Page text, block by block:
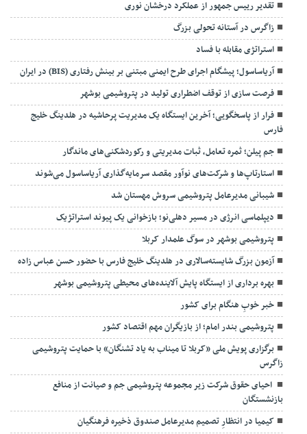
تقدیر رییس جمهور از عملکرد درخشان نوری
زاگرس در آستانه تحولی بزرگ
استراتژی مقابله با فساد
آریاساسول؛ پیشگام اجرای طرح ایمنی مبتنی بر بینش رفتاری (BIS) در ایران
فرصت سازی از توقف اضطراری تولید در پتروشیمی بوشهر
فرار از پاسخگویی؛ آخرین ایستگاه یک مدیریت پرحاشیه در هلدینگ خلیج
فارس
جم پیلن؛ ثمره تعامل، ثبات مدیریتی و رکوردشکنی‌های ماندگار
استارتاپ‌ها و شرکت‌های نوآور مقصد سرما‌یه‌گذاری آریاساسول می‌شوند
شیبانی مدیرعامل پتروشیمی سروش مهستان شد
دیپلماسی انرژی در مسیر دهلی‌نو؛ بازخوانی یک پیوند استراتژیک
پتروشیمی بوشهر در سوگ علمدار کربلا
آزمون بزرگ شایسته‌سالاری در هلدینگ خلیج فارس با حضور حسن عباس زاده
بهره برداری از ایستگاه پایش آلاینده‌های محیطی پتروشیمی بوشهر
خبر خوبِ هنگام برای کشور
پتروشیمی بندر امام؛ از بازیگران مهم اقتصاد کشور
برگزاری پویش ملی «کربلا تا میناب به یاد تشنگان» با حمایت پتروشیمی
زاگرس
احیای حقوق شرکت زیر مجموعه پتروشیمی جم و صیانت از منافع
بازنشستگان
کیمیا در انتظارِ تصمیم مدیرعامل صندوق ذخیره فرهنگیان